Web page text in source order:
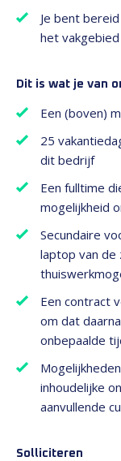
Je bent
het
Dit is wat je van
Een (boven)
25
dit bedrijf
Een fulltime
mogelijkheid
Secundaire
laptop van de
Een contract
om dat
onbepaalde
inhoudelijke
aanvullende
Solliciteren